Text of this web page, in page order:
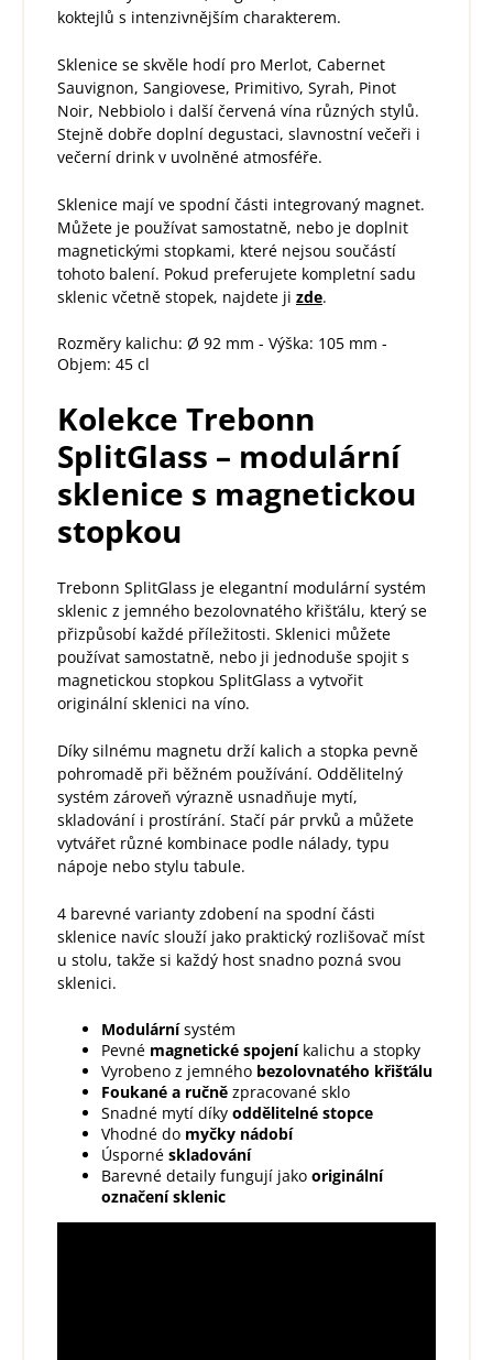
koktejlů s intenzivnějším charakterem.
Sklenice se skvěle hodí pro Merlot, Cabernet
Sauvignon, Sangiovese, Primitivo, Syrah, Pinot
Noir, Nebbiolo i další červená vína různých stylů.
Stejně dobře doplní degustaci, slavnostní večeři i
večerní drink v uvolněné atmosféře.
Sklenice mají ve spodní části integrovaný magnet.
Můžete je používat samostatně, nebo je doplnit
magnetickými stopkami, které nejsou součástí
tohoto balení. Pokud preferujete kompletní sadu
sklenic včetně stopek, najdete ji zde.
Rozměry kalichu: Ø 92 mm - Výška: 105 mm -
Objem: 45 cl
Kolekce Trebonn
SplitGlass – modulární
sklenice s magnetickou
stopkou
Trebonn SplitGlass je elegantní modulární systém
sklenic z jemného bezolovnatého křišťálu, který se
přizpůsobí každé příležitosti. Sklenici můžete
používat samostatně, nebo ji jednoduše spojit s
magnetickou stopkou SplitGlass a vytvořit
originální sklenici na víno.
Díky silnému magnetu drží kalich a stopka pevně
pohromadě při běžném používání. Oddělitelný
systém zároveň výrazně usnadňuje mytí,
skladování i prostírání. Stačí pár prvků a můžete
vytvářet různé kombinace podle nálady, typu
nápoje nebo stylu tabule.
4 barevné varianty zdobení na spodní části
sklenice navíc slouží jako praktický rozlišovač míst
u stolu, takže si každý host snadno pozná svou
sklenici.
Modulárnísystém
Pevné magnetické spojeníkalichu a stopky
Vyrobeno z jemného bezolovnatého křišťálu
Foukané a ručně zpracované sklo
Snadné mytí díky oddělitelné stopce
Vhodné do myčky nádobí
Úsporné skladování
Barevné detaily fungují jako originální
označení sklenic